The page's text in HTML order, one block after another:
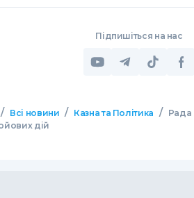
Підпишіться на нас
/ Всі новини / Казна та Політика /
Рада
дій